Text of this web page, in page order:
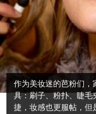
作为美妆迷的芭粉们，
具：刷子、粉扑、睫
捷，妆感也更服帖，但